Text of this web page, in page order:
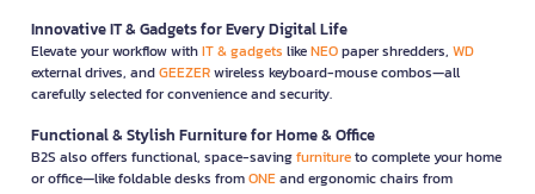
Innovative IT & Gadgets for Every Digital Life
Elevate your workflow withIT & gadgets likeNEOpaper shredders, WD
external drives, andGEEZERwireless keyboard-mouse combos—all
carefully selected for convenience and security.
Functional & Stylish Furniture for Home & Office
B2S also offers functional, space-savingfurnitureto complete your home
or office—like foldable desks fromONEand ergonomic chairs from